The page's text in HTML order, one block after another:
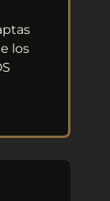
los